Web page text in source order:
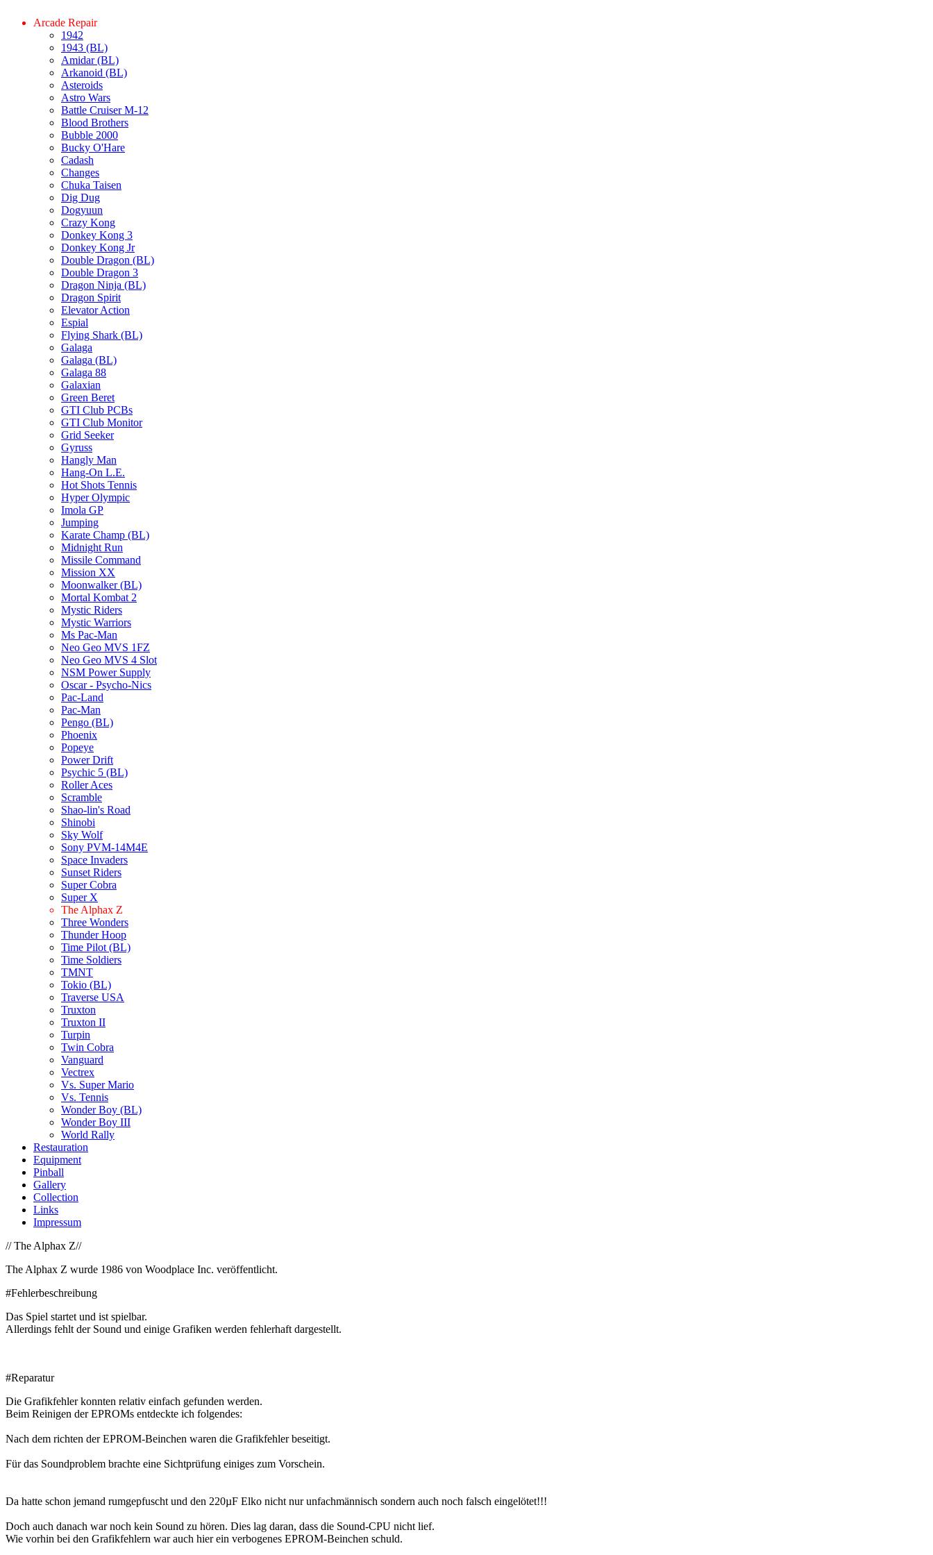
Arcade Repair
1942
1943 (BL)
Amidar (BL)
Arkanoid (BL)
Asteroids
Astro Wars
Battle Cruiser M-12
Blood Brothers
Bubble 2000
Bucky O'Hare
Cadash
Changes
Chuka Taisen
Dig Dug
Dogyuun
Crazy Kong
Donkey Kong 3
Donkey Kong Jr
Double Dragon (BL)
Double Dragon 3
Dragon Ninja (BL)
Dragon Spirit
Elevator Action
Espial
Flying Shark (BL)
Galaga
Galaga (BL)
Galaga 88
Galaxian
Green Beret
GTI Club PCBs
GTI Club Monitor
Grid Seeker
Gyruss
Hangly Man
Hang-On L.E.
Hot Shots Tennis
Hyper Olympic
Imola GP
Jumping
Karate Champ (BL)
Midnight Run
Missile Command
Mission XX
Moonwalker (BL)
Mortal Kombat 2
Mystic Riders
Mystic Warriors
Ms Pac-Man
Neo Geo MVS 1FZ
Neo Geo MVS 4 Slot
NSM Power Supply
Oscar - Psycho-Nics
Pac-Land
Pac-Man
Pengo (BL)
Phoenix
Popeye
Power Drift
Psychic 5 (BL)
Roller Aces
Scramble
Shao-lin's Road
Shinobi
Sky Wolf
Sony PVM-14M4E
Space Invaders
Sunset Riders
Super Cobra
Super X
The Alphax Z
Three Wonders
Thunder Hoop
Time Pilot (BL)
Time Soldiers
TMNT
Tokio (BL)
Traverse USA
Truxton
Truxton II
Turpin
Twin Cobra
Vanguard
Vectrex
Vs. Super Mario
Vs. Tennis
Wonder Boy (BL)
Wonder Boy III
World Rally
Restauration
Equipment
Pinball
Gallery
Collection
Links
Impressum
// The Alphax Z//
The Alphax Z wurde 1986 von Woodplace Inc. veröffentlicht.
#Fehlerbeschreibung
Das Spiel startet und ist spielbar.
Allerdings fehlt der Sound und einige Grafiken werden fehlerhaft dargestellt.
#Reparatur
Die Grafikfehler konnten relativ einfach gefunden werden.
Beim Reinigen der EPROMs entdeckte ich folgendes:
Nach dem richten der EPROM-Beinchen waren die Grafikfehler beseitigt.
Für das Soundproblem brachte eine Sichtprüfung einiges zum Vorschein.
Da hatte schon jemand rumgepfuscht und den 220µF Elko nicht nur unfachmännisch sondern auch noch falsch eingelötet!!!
Doch auch danach war noch kein Sound zu hören. Dies lag daran, dass die Sound-CPU nicht lief.
Wie vorhin bei den Grafikfehlern war auch hier ein verbogenes EPROM-Beinchen schuld.